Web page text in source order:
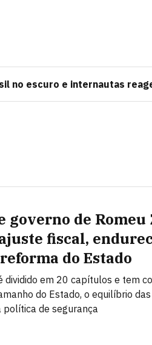
no escuro e internautas
governo de Romeu
fiscal,
do Estado
dividido em 20 capítulos e tem
do Estado, o equilíbrio
política de segurança